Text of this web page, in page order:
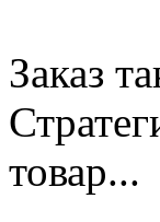
Заказ
товар...